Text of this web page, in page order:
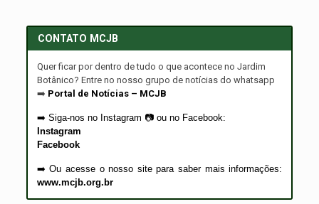
CONTATO MCJB
Quer ficar por dentro de tudo o que acontece no Jardim
Botânico? Entre no nosso grupo de notícias do whatsapp
➡️ Portal de Notícias – MCJB
➡️ Siga-nos no Instagram 📷 ou no Facebook:
Instagram
Facebook
➡️ Ou acesse o nosso site para saber mais informações:
www.mcjb.org.br